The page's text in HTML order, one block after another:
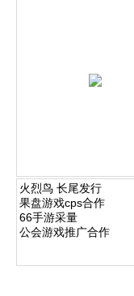
火烈鸟 长尾发行
果盘游戏cps合作
66手游采量
公会游戏推广合作